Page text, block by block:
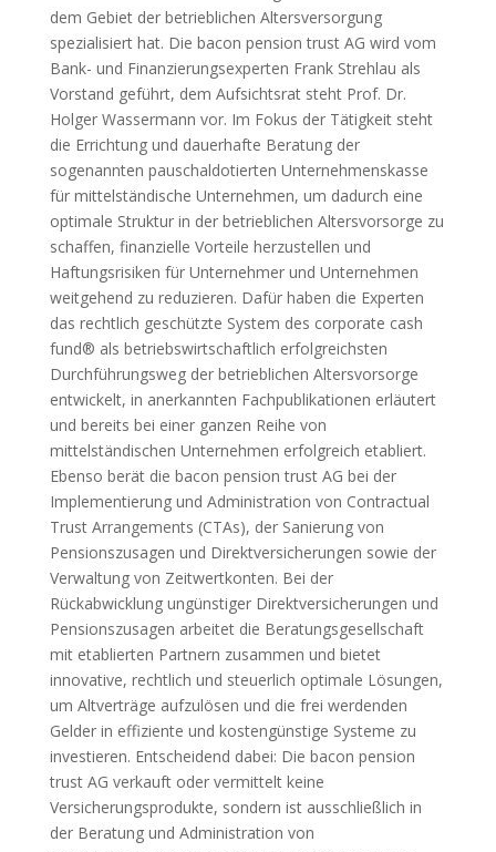
dem Gebiet der betrieblichen Altersversorgung
spezialisiert hat. Die bacon pension trust AG wird vom
Bank- und Finanzierungsexperten Frank Strehlau als
Vorstand geführt, dem Aufsichtsrat steht Prof. Dr.
Holger Wassermann vor. Im Fokus der Tätigkeit steht
die Errichtung und dauerhafte Beratung der
sogenannten pauschaldotierten Unternehmenskasse
für mittelständische Unternehmen, um dadurch eine
optimale Struktur in der betrieblichen Altersvorsorge zu
schaffen, finanzielle Vorteile herzustellen und
Haftungsrisiken für Unternehmer und Unternehmen
weitgehend zu reduzieren. Dafür haben die Experten
das rechtlich geschützte System des corporate cash
fund® als betriebswirtschaftlich erfolgreichsten
Durchführungsweg der betrieblichen Altersvorsorge
entwickelt, in anerkannten Fachpublikationen erläutert
und bereits bei einer ganzen Reihe von
mittelständischen Unternehmen erfolgreich etabliert.
Ebenso berät die bacon pension trust AG bei der
Implementierung und Administration von Contractual
Trust Arrangements (CTAs), der Sanierung von
Pensionszusagen und Direktversicherungen sowie der
Verwaltung von Zeitwertkonten. Bei der
Rückabwicklung ungünstiger Direktversicherungen und
Pensionszusagen arbeitet die Beratungsgesellschaft
mit etablierten Partnern zusammen und bietet
innovative, rechtlich und steuerlich optimale Lösungen,
um Altverträge aufzulösen und die frei werdenden
Gelder in effiziente und kostengünstige Systeme zu
investieren. Entscheidend dabei: Die bacon pension
trust AG verkauft oder vermittelt keine
Versicherungsprodukte, sondern ist ausschließlich in
der Beratung und Administration von